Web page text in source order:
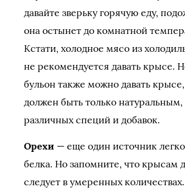
давайте зверьку горячую еду,
она остынет до комнатной
Кстати, холодное мясо из
не рекомендуется давать крысе.
бульон также можно давать
должен быть только натуральным,
различных специй и добавок.
Орехи — еще один источник
белка. Но запомните, что крысам
следует в умеренных